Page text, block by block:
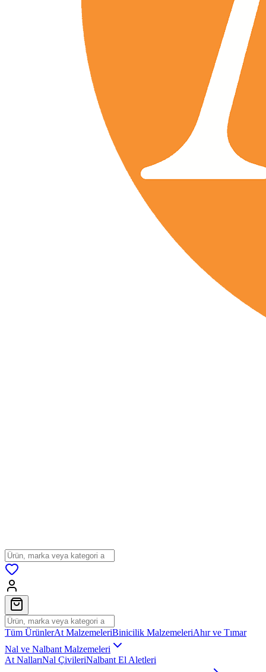
Tüm ÜrünlerAt MalzemeleriBinicilik MalzemeleriAhır ve Tımar
Nal ve Nalbant Malzemeleri
At NallarıNal ÇivileriNalbant El Aletleri